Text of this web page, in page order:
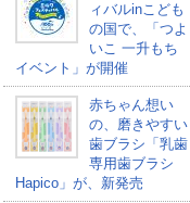
ィバルinこども
の国で、「つよ
いこ 一升もち
イベント」が開催
赤ちゃん想い
の、磨きやすい
歯ブラシ「乳歯
専用歯ブラシ
Hapico」が、新発売